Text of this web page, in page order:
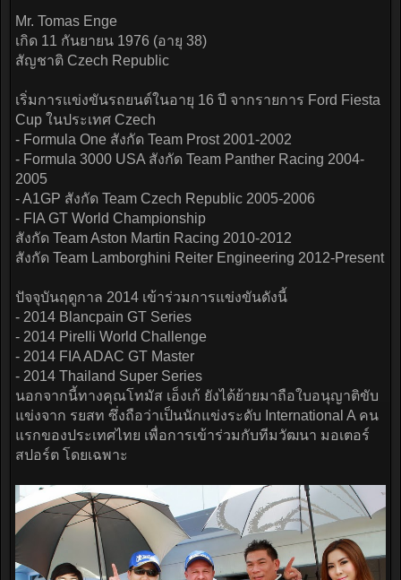
Mr. Tomas Enge
เกิด 11 กันยายน 1976 (อายุ 38)
สัญชาติ Czech Republic
เริ่มการแข่งขันรถยนต์ในอายุ 16 ปี จากรายการ Ford Fiesta
Cup ในประเทศ Czech
- Formula One สังกัด Team Prost 2001-2002
- Formula 3000 USA สังกัด Team Panther Racing 2004-
2005
- A1GP สังกัด Team Czech Republic 2005-2006
- FIA GT World Championship
สังกัด Team Aston Martin Racing 2010-2012
สังกัด Team Lamborghini Reiter Engineering 2012-Present
ปัจจุบันฤดูกาล 2014 เข้าร่วมการแข่งขันดังนี้
- 2014 Blancpain GT Series
- 2014 Pirelli World Challenge
- 2014 FIA ADAC GT Master
- 2014 Thailand Super Series
นอกจากนี้ทางคุณโทมัส เอ็งเก้ ยังได้ย้ายมาถือใบอนุญาติขับ
แข่งจาก รยสท ซึ่งถือว่าเป็นนักแข่งระดับ International A คน
แรกของประเทศไทย เพื่อการเข้าร่วมกับทีมวัฒนา มอเตอร์
สปอร์ต โดยเฉพาะ